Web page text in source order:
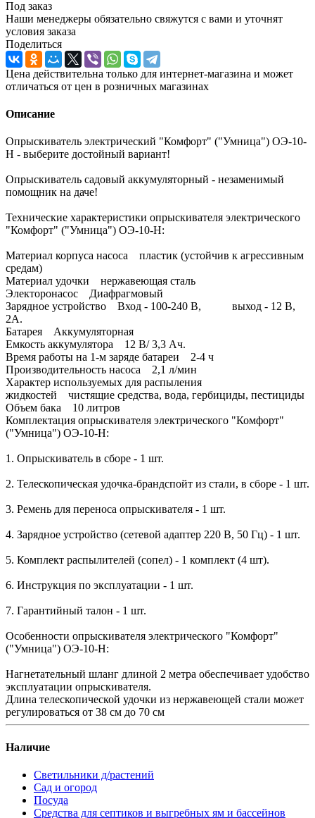
Под заказ
Наши менеджеры обязательно свяжутся с вами и уточнят
условия заказа
Поделиться
Цена действительна только для интернет-магазина и может
отличаться от цен в розничных магазинах
Описание
Опрыскиватель электрический "Комфорт" ("Умница") ОЭ-10-
Н - выберите достойный вариант!
Опрыскиватель садовый аккумуляторный - незаменимый
помощник на даче!
Технические характеристики опрыскивателя электрического
"Комфорт" ("Умница") ОЭ-10-Н:
Материал корпуса насоса пластик (устойчив к агрессивным
средам)
Материал удочки нержавеющая сталь
Электоронасос Диафрагмовый
Зарядное устройство Вход - 100-240 В, выход - 12 В,
2А.
Батарея Аккумуляторная
Емкость аккумулятора 12 В/ 3,3 Ач.
Время работы на 1-м заряде батареи 2-4 ч
Производительность насоса 2,1 л/мин
Характер используемых для распыления
жидкостей чистящие средства, вода, гербициды, пестициды
Объем бака 10 литров
Комплектация опрыскивателя электрического "Комфорт"
("Умница") ОЭ-10-Н:
1. Опрыскиватель в сборе - 1 шт.
2. Телескопическая удочка-брандспойт из стали, в сборе - 1 шт.
3. Ремень для переноса опрыскивателя - 1 шт.
4. Зарядное устройство (сетевой адаптер 220 В, 50 Гц) - 1 шт.
5. Комплект распылителей (сопел) - 1 комплект (4 шт).
6. Инструкция по эксплуатации - 1 шт.
7. Гарантийный талон - 1 шт.
Особенности опрыскивателя электрического "Комфорт"
("Умница") ОЭ-10-Н:
Нагнетательный шланг длиной 2 метра обеспечивает удобство
эксплуатации опрыскивателя.
Длина телескопической удочки из нержавеющей стали может
регулироваться от 38 см до 70 см
Наличие
Светильники д/растений
Сад и огород
Посуда
Средства для септиков и выгребных ям и бассейнов